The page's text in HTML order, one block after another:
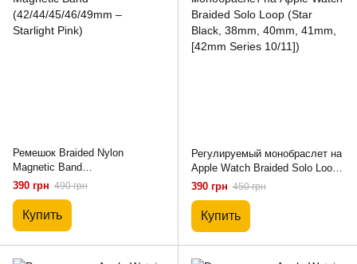
Ремешок Braided Nylon
Magnetic Band
(42/44/45/46/49mm – Starlight
390 грн 490 грн
Купить
Регулируемый монобраслет на
Apple Watch Braided Solo Loop
(Star Black, 38mm, 40mm,
41mm, [42mm Series 10/11])
390 грн 450 грн
Купить